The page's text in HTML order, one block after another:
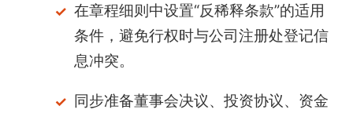
在章程细则中设置“反稀释条款”的适用
条件，避免行权时与公司注册处登记信
息冲突。
同步准备董事会决议、投资协议、资金